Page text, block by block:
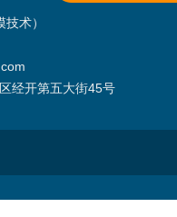
术）
经开第五大街45号